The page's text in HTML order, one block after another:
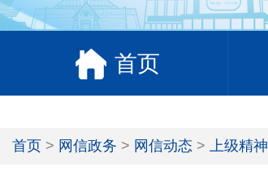
首页
首页 > 网信政务 > 网信动态 > 上级精神